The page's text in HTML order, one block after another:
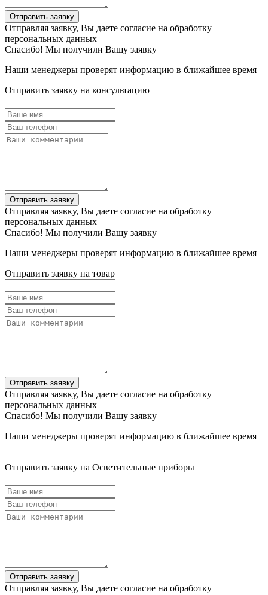
Отправить заявку
Отправляя заявку, Вы даете согласие на обработку
персональных данных
Спасибо! Мы получили Вашу заявку
Наши менеджеры проверят информацию в ближайшее время
Отправить заявку на консультацию
Отправить заявку
Отправляя заявку, Вы даете согласие на обработку
персональных данных
Спасибо! Мы получили Вашу заявку
Наши менеджеры проверят информацию в ближайшее время
Отправить заявку на товар
Отправить заявку
Отправляя заявку, Вы даете согласие на обработку
персональных данных
Спасибо! Мы получили Вашу заявку
Наши менеджеры проверят информацию в ближайшее время
Отправить заявку на Осветительные приборы
Отправить заявку
Отправляя заявку, Вы даете согласие на обработку